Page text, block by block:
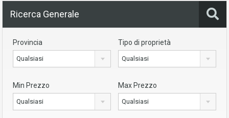
Ricerca Generale
Provincia
Qualsiasi
Tipo di proprietà
Qualsiasi
Min Prezzo
Qualsiasi
Max Prezzo
Qualsiasi